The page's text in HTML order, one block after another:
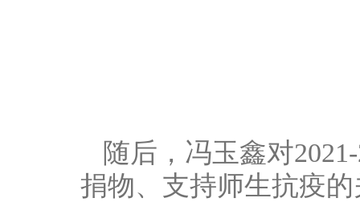
随后，冯玉鑫对
捐物、支持师生抗疫